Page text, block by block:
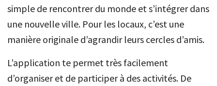
simple de rencontrer du monde et s’intégrer dans
une nouvelle ville. Pour les locaux, c’est une
manière originale d’agrandir leurs cercles d’amis.
L’application te permet très facilement
d’organiser et de participer à des activités. De